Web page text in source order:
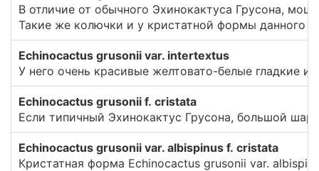
В отличие от обычного Эхинокактуса Грусона,
Такие же колючки и у кристатной формы данного
Echinocactus grusonii var. intertextus
У него очень красивые желтовато-белые гладкие
Echinocactus grusonii f. cristata
Если типичный Эхинокактус Грусона, большой
Echinocactus grusonii var. albispinus f. cristata
Кристатная форма Echinocactus grusonii var.